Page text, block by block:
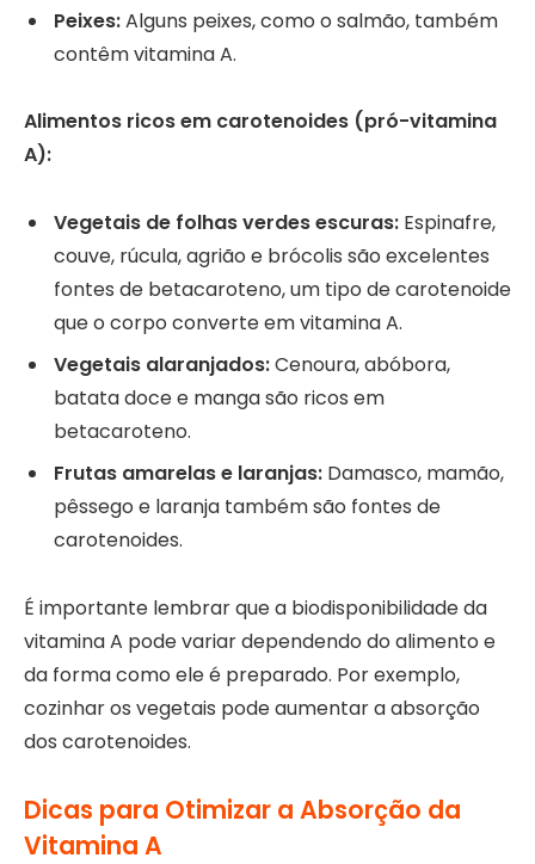
Peixes:Alguns peixes, como o salmão, também
contêm vitamina A.
Alimentos ricos em carotenoides (pró-vitamina
A):
Vegetais de folhas verdes escuras: Espinafre,
couve, rúcula, agrião e brócolis são excelentes
fontes de betacaroteno, um tipo de carotenoide
que o corpo converte em vitamina A.
Vegetais alaranjados:Cenoura, abóbora,
batata doce e manga são ricos em
betacaroteno.
Frutas amarelas e laranjas: Damasco, mamão,
pêssego e laranja também são fontes de
carotenoides.
É importante lembrar que a biodisponibilidade da
vitamina A pode variar dependendo do alimento e
da forma como ele é preparado. Por exemplo,
cozinhar os vegetais pode aumentar a absorção
dos carotenoides.
Dicas para Otimizar a Absorção da
Vitamina A